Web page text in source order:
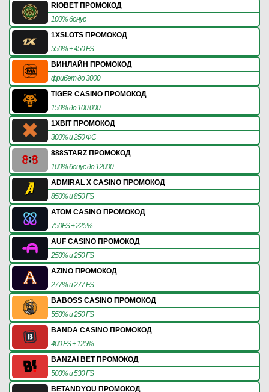
RIOBET ПРОМОКОД
100% бонус
1XSLOTS ПРОМОКОД
550% + 450 FS
ВИНЛАЙН ПРОМОКОД
фрибет до 3000
TIGER CASINO ПРОМОКОД
150% до 100 000
1XBIT ПРОМОКОД
300% и 250 ФС
888STARZ ПРОМОКОД
100% бонус до 12000
ADMIRAL X CASINO ПРОМОКОД
850% и 850 FS
ATOM CASINO ПРОМОКОД
750FS + 225%
AUF CASINO ПРОМОКОД
250% и 250 FS
AZINO ПРОМОКОД
277% и 277 FS
BABOSS CASINO ПРОМОКОД
550% и 250 FS
BANDA CASINO ПРОМОКОД
400 FS + 125%
BANZAI BET ПРОМОКОД
500% и 530 FS
BETANDYOU ПРОМОКОД